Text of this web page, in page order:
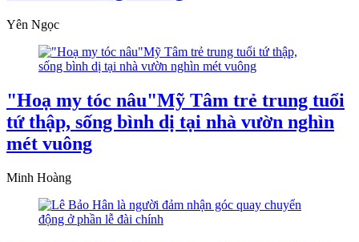
Yên Ngọc
"Hoạ my tóc nâu"Mỹ Tâm trẻ trung tuổi
tứ thập, sống bình dị tại nhà vườn nghìn
mét vuông
Minh Hoàng